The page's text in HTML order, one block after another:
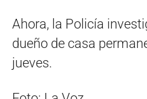
Ahora, la Policía
dueño de casa
jueves.